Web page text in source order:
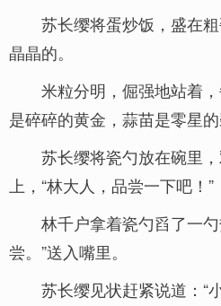
苏长缨将蛋炒饭，盛在
晶晶的。
米粒分明，倔强地站着
是碎碎的黄金，蒜苗是零星的
苏长缨将瓷勺放在碗里
上，“林大人，品尝一下吧！”
林千户拿着瓷勺舀了一
尝。”送入嘴里。
苏长缨见状赶紧说道：“